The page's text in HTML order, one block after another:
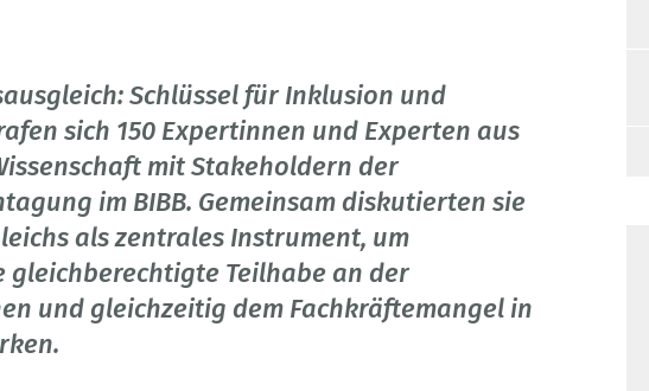
Schlüssel für Inklusion und
sich 150 Expertinnen und Experten aus
mit Stakeholdern der
im BIBB. Gemeinsam diskutierten sie
als zentrales Instrument, um
gleichberechtigte Teilhabe an der
und gleichzeitig dem Fachkräftemangel in